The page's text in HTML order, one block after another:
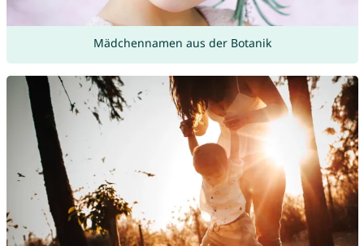
Mädchennamen aus der Botanik